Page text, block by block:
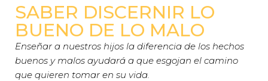
SABER DISCERNIR LO
BUENO DE LO MALO
Enseñar a nuestros hijos la diferencia de los hechos
buenos y malos ayudará a que esgojan el camino
que quieren tomar en su vida.